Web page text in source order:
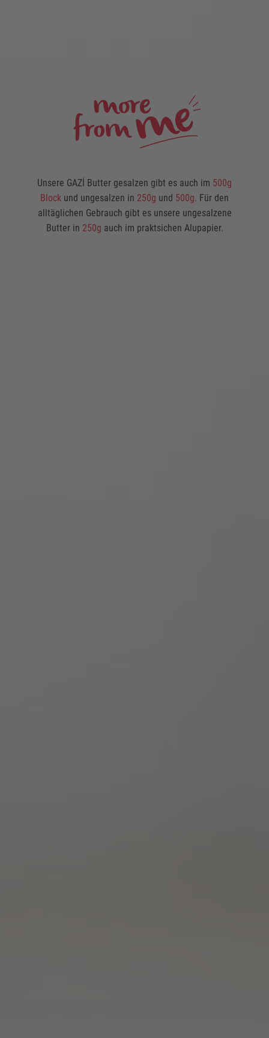
Unsere GAZİ Butter gesalzen gibt es auch im 500g
Block und ungesalzen in 250g und 500g. Für den
alltäglichen Gebrauch gibt es unsere ungesalzene
Butter in 250g auch im praktsichen Alupapier.